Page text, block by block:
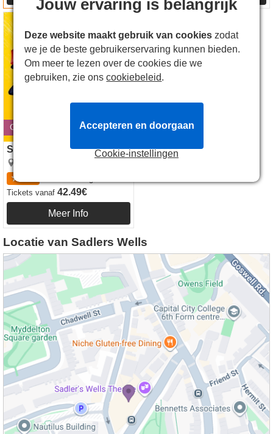
Opent 2 jun 2027
Singin' In The Rain
Tickets vanaf 42.49€
Meer Info
Singin' In The Rain tickets
Locatie van Sadlers Wells
Jouw ervaring is belangrijk
Deze website maakt gebruik van cookies zodat
we je de beste gebruikerservaring kunnen bieden.
Om meer te lezen over de cookies die we
gebruiken, zie onscookiebeleid.
Cookie-instellingen
Accepteren en doorgaan